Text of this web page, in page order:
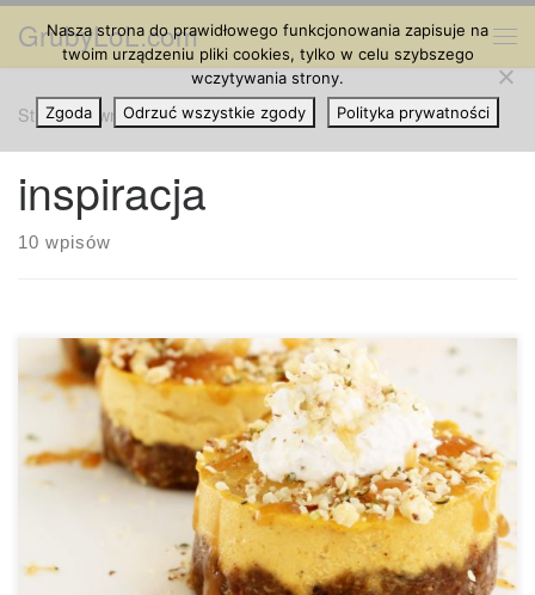
Przejdź do treści
GrubyLoL.com
Strona główna » inspiracja
inspiracja
10 wpisów
Z poniższego przepisu przygotujesz 6 mini serniczków.
Składniki na spód: 1 szklanka daktyli medjool 1/4 łuskanych
nasion konopi 1 szklanka orzechów włoskich szczypta soli
morskiej Składniki na wypełnienie: 1,5 szklanki nerkowców
sok z 1 cytryny 1/4 szklanki + 1 łyżka mleka kokosowego 3
łyżki roztopionego oleju kokosowego 1/2 szklanki syropu
[…]
Nasza strona do prawidłowego funkcjonowania zapisuje na
twoim urządzeniu pliki cookies, tylko w celu szybszego
wczytywania strony.
Zgoda
Odrzuć wszystkie zgody Polityka prywatności